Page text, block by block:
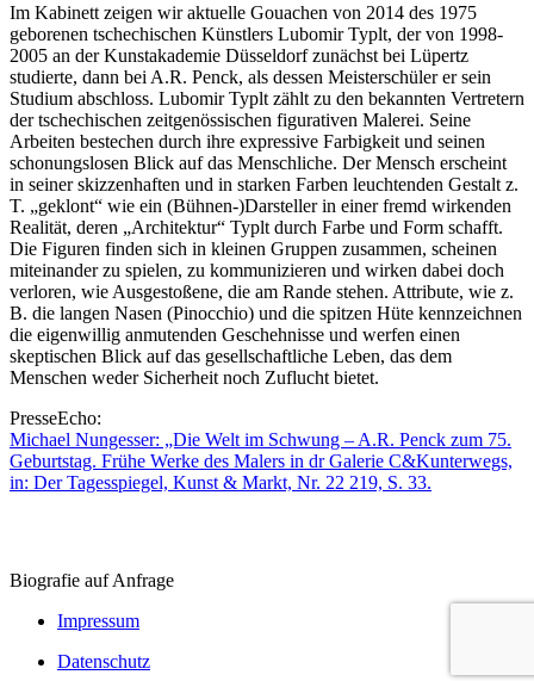
Im Kabinett zeigen wir aktuelle Gouachen von 2014 des 1975
geborenen tschechischen Künstlers Lubomir Typlt, der von 1998-
2005 an der Kunstakademie Düsseldorf zunächst bei Lüpertz
studierte, dann bei A.R. Penck, als dessen Meisterschüler er sein
Studium abschloss. Lubomir Typlt zählt zu den bekannten Vertretern
der tschechischen zeitgenössischen figurativen Malerei. Seine
Arbeiten bestechen durch ihre expressive Farbigkeit und seinen
schonungslosen Blick auf das Menschliche. Der Mensch erscheint
in seiner skizzenhaften und in starken Farben leuchtenden Gestalt z.
T. „geklont“ wie ein (Bühnen-)Darsteller in einer fremd wirkenden
Realität, deren „Architektur“ Typlt durch Farbe und Form schafft.
Die Figuren finden sich in kleinen Gruppen zusammen, scheinen
miteinander zu spielen, zu kommunizieren und wirken dabei doch
verloren, wie Ausgestoßene, die am Rande stehen. Attribute, wie z.
B. die langen Nasen (Pinocchio) und die spitzen Hüte kennzeichnen
die eigenwillig anmutenden Geschehnisse und werfen einen
skeptischen Blick auf das gesellschaftliche Leben, das dem
Menschen weder Sicherheit noch Zuflucht bietet.
PresseEcho:
Michael Nungesser: „Die Welt im Schwung – A.R. Penck zum 75.
Geburtstag. Frühe Werke des Malers in dr Galerie C&Kunterwegs,
in: Der Tagesspiegel, Kunst & Markt, Nr. 22 219, S. 33.
Biografie auf Anfrage
Impressum
Datenschutz